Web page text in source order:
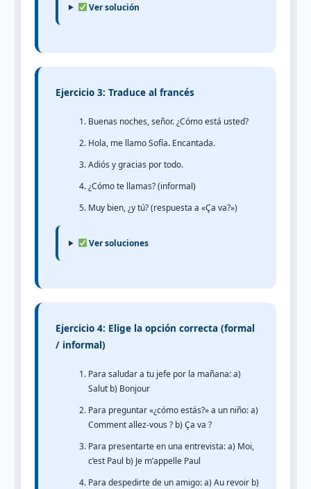
Ver solución
Ejercicio 3: Traduce al francés
Buenas noches, señor. ¿Cómo está usted?
Hola, me llamo Sofía. Encantada.
Adiós y gracias por todo.
¿Cómo te llamas? (informal)
Muy bien, ¿y tú? (respuesta a «Ça va?»)
Ver soluciones
Ejercicio 4: Elige la opción correcta (formal
/ informal)
Para saludar a tu jefe por la mañana: a)
Salut b) Bonjour
Para preguntar «¿cómo estás?» a un niño: a)
Comment allez-vous ? b) Ça va ?
Para presentarte en una entrevista: a) Moi,
c’est Paul b) Je m’appelle Paul
Para despedirte de un amigo: a) Au revoir b)